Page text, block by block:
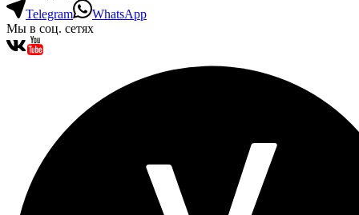
Telegram
WhatsApp
Мы в соц. сетях